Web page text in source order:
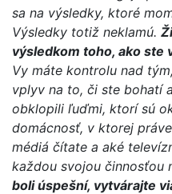
sa na výsledky, ktoré
Výsledky totiž neklamú.
výsledkom toho, ako ste
Vy máte kontrolu nad
vplyv na to, či ste bohatí
obklopili ľuďmi, ktorí sú
domácnosť, v ktorej
médiá čítate a aké
každou svojou činnosťou
boli úspešní, vytvárajte